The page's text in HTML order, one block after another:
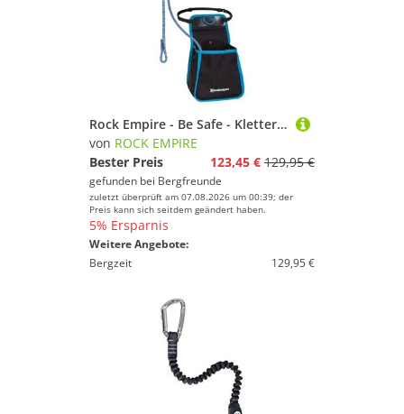
Rock Empire - Be Safe - Klettersteigset Gr One Size aqua
von ROCK EMPIRE
Bester Preis
123,45 € 129,95 €
gefunden bei Bergfreunde
zuletzt überprüft am 07.08.2026 um 00:39; der
Preis kann sich seitdem geändert haben.
5% Ersparnis
Weitere Angebote:
Bergzeit
129,95 €